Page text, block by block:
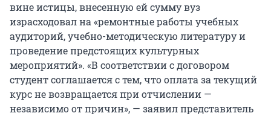
вине истицы, внесенную ей сумму вуз
израсходовал на «ремонтные работы учебных
аудиторий, учебно-методическую литературу и
проведение предстоящих культурных
мероприятий». «В соответствии с договором
студент соглашается с тем, что оплата за текущий
курс не возвращается при отчислении —
независимо от причин», — заявил представитель